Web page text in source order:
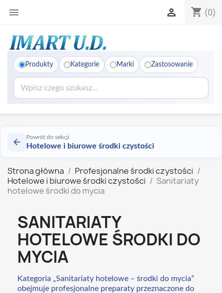
 shopping_cart (0)

Produkty Kategorie Marki Zastosowanie
Powrót do sekcji
Hotelowe i biurowe środki czystości
Strona główna
Profesjonalne środki czystości
Hotelowe i biurowe środki czystości
Sanitariaty
hotelowe środki do mycia
SANITARIATY
HOTELOWE ŚRODKI DO
MYCIA
Kategoria „Sanitariaty hotelowe – środki do mycia”
obejmuje profesjonalne preparaty przeznaczone do